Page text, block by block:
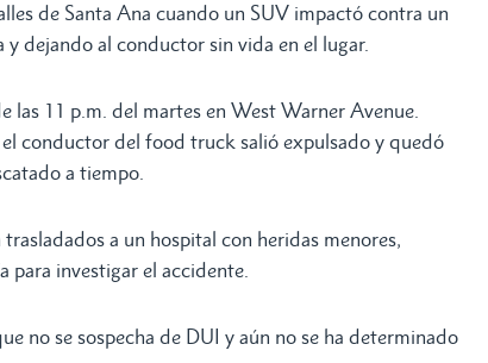
de Santa Ana cuando un SUV impactó contra un
dejando al conductor sin vida en el lugar.
las 11 p.m. del martes en West Warner Avenue.
conductor del food truck salió expulsado y quedó
a tiempo.
a un hospital con heridas menores,
para investigar el accidente.
no se sospecha de DUI y aún no se ha determinado